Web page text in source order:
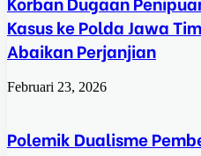
Kasus ke Polda Jawa
Abaikan Perjanjian
Februari 23, 2026
Polemik Dualisme